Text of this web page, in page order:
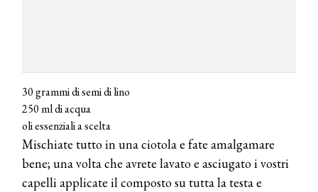
30 grammi di semi di lino
250 ml di acqua
oli essenziali a scelta
Mischiate tutto in una ciotola e fate amalgamare
bene; una volta che avrete lavato e asciugato i vostri
capelli applicate il composto su tutta la testa e